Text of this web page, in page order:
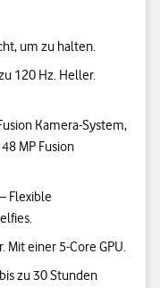
um zu halten.
120 Hz. Heller.
Kamera-System,
MP Fusion
Flexible
Mit einer 5-Core GPU.
zu 30 Stunden